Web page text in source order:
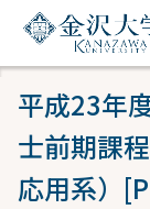
平成23年
士前期課
応用系）